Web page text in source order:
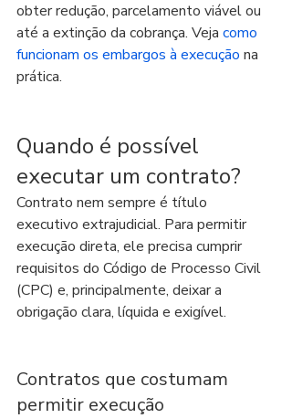
obter redução, parcelamento viável ou
até a extinção da cobrança. Veja como
funcionam os embargos à execução na
prática.
Quando é possível
executar um contrato?
Contrato nem sempre é título
executivo extrajudicial. Para permitir
execução direta, ele precisa cumprir
requisitos do Código de Processo Civil
(CPC) e, principalmente, deixar a
obrigação clara, líquida e exigível.
Contratos que costumam
permitir execução